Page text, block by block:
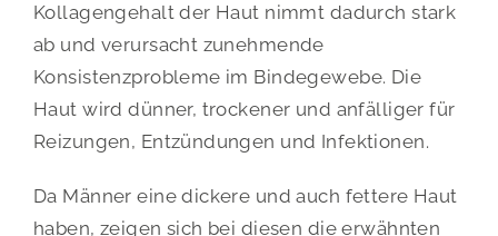
Kollagengehalt der Haut nimmt dadurch stark
ab und verursacht zunehmende
Konsistenzprobleme im Bindegewebe. Die
Haut wird dünner, trockener und anfälliger für
Reizungen, Entzündungen und Infektionen.
Da Männer eine dickere und auch fettere Haut
haben, zeigen sich bei diesen die erwähnten